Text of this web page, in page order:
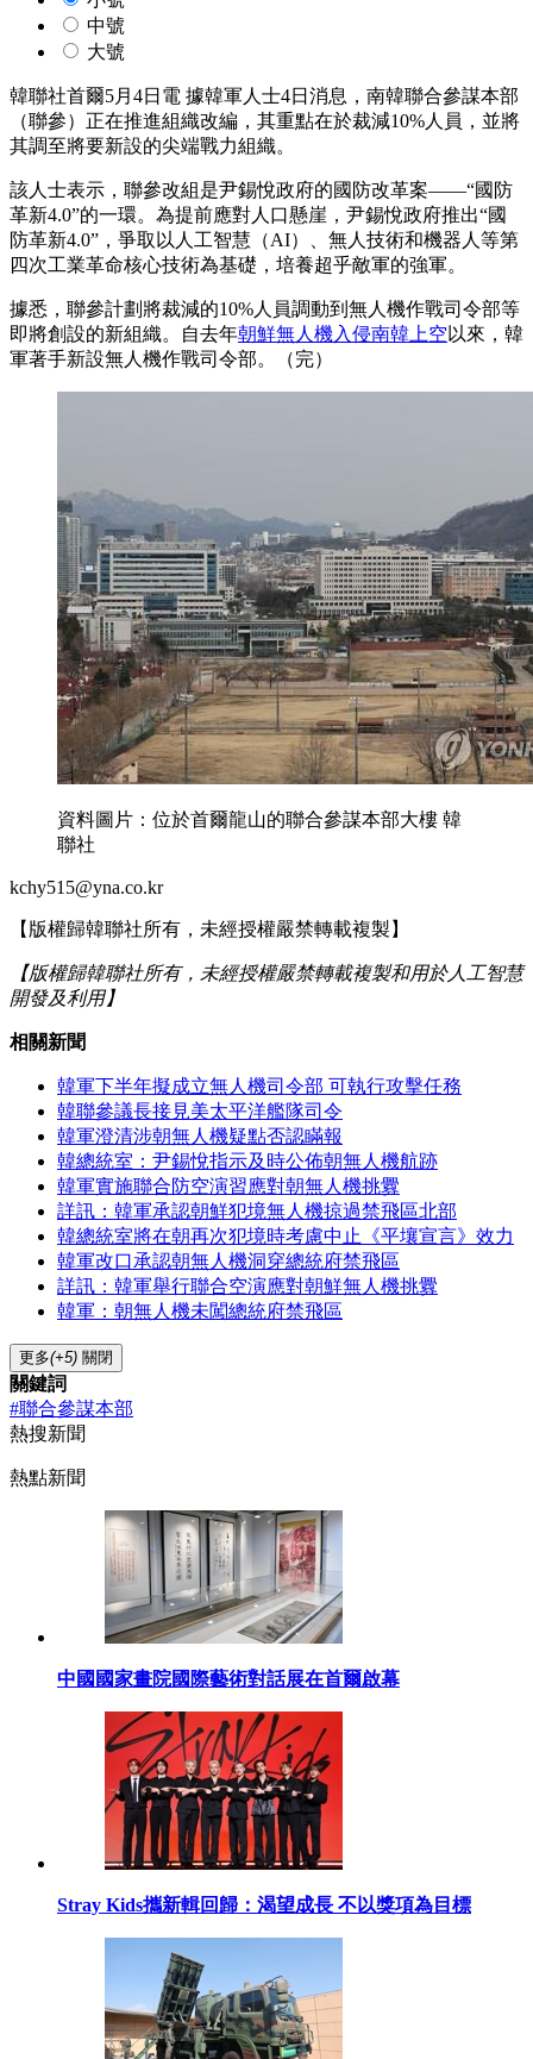
中號
大號
韓聯社首爾5月4日電 據韓軍人士4日消息，南韓聯合參謀本部
（聯參）正在推進組織改編，其重點在於裁減10%人員，並將
其調至將要新設的尖端戰力組織。
該人士表示，聯參改組是尹錫悅政府的國防改革案——“國防
革新4.0”的一環。為提前應對人口懸崖，尹錫悅政府推出“國
防革新4.0”，爭取以人工智慧（AI）、無人技術和機器人等第
四次工業革命核心技術為基礎，培養超乎敵軍的強軍。
據悉，聯參計劃將裁減的10%人員調動到無人機作戰司令部等
即將創設的新組織。自去年朝鮮無人機入侵南韓上空以來，韓
軍著手新設無人機作戰司令部。（完）
資料圖片：位於首爾龍山的聯合參謀本部大樓 韓
聯社
kchy515@yna.co.kr
【版權歸韓聯社所有，未經授權嚴禁轉載複製】
【版權歸韓聯社所有，未經授權嚴禁轉載複製和用於人工智慧
開發及利用】
相關新聞
韓軍下半年擬成立無人機司令部 可執行攻擊任務
韓聯參議長接見美太平洋艦隊司令
韓軍澄清涉朝無人機疑點否認瞞報
韓總統室：尹錫悅指示及時公佈朝無人機航跡
韓軍實施聯合防空演習應對朝無人機挑釁
詳訊：韓軍承認朝鮮犯境無人機掠過禁飛區北部
韓總統室將在朝再次犯境時考慮中止《平壤宣言》效力
韓軍改口承認朝無人機洞穿總統府禁飛區
詳訊：韓軍舉行聯合空演應對朝鮮無人機挑釁
韓軍：朝無人機未闖總統府禁飛區
更多(+5) 關閉
關鍵詞
#聯合參謀本部
熱搜新聞
熱點新聞
中國國家畫院國際藝術對話展在首爾啟幕
Stray Kids攜新輯回歸：渴望成長 不以獎項為目標